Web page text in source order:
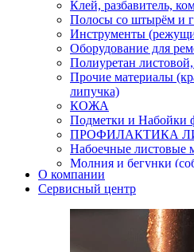
Клей, разбавитель,
Полосы со штырём и
Инструменты
Оборудование для
Полиуретан
Прочие материалы
липучка)
КОЖА
Подметки и Набойки
ПРОФИЛАКТИКА
Набоечные листовые
Молния и бегунки
Нитки,иглы-
Уход и косметика для
Кнопки
Пряжки для ремня
О компании
Сервисный центр